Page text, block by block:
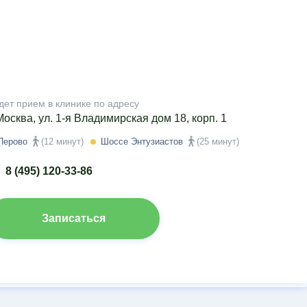
прием в клинике по адресу
ул. 1-я Владимирская дом 18, корп. 1
(12 минут) Шоссе Энтузиастов (25 минут)
8 (495) 120-33-86
Записаться